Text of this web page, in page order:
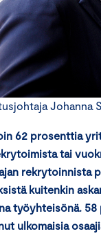
Johanna
62 prosenttia
tai
rekrytoinnista
kuitenkin
työyhteisönä.
ulkomaisia